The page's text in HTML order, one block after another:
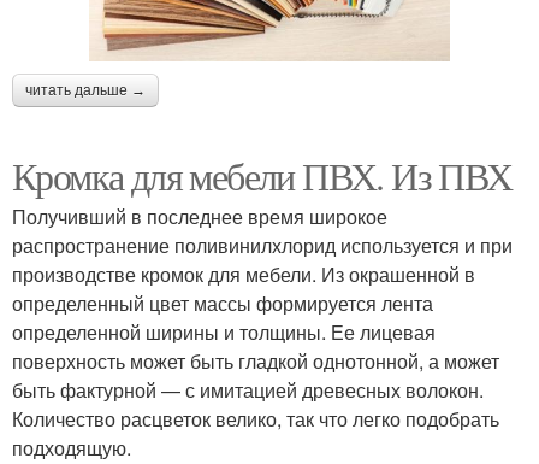
читать дальше →
Кромка для мебели ПВХ. Из ПВХ
Получивший в последнее время широкое
распространение поливинилхлорид используется и при
производстве кромок для мебели. Из окрашенной в
определенный цвет массы формируется лента
определенной ширины и толщины. Ее лицевая
поверхность может быть гладкой однотонной, а может
быть фактурной — с имитацией древесных волокон.
Количество расцветок велико, так что легко подобрать
подходящую.